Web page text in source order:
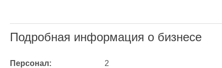
Подробная информация о бизнесе
Персонал: 2